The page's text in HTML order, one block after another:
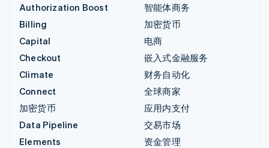
Authorization Boost
Billing
Capital
Checkout
Climate
Connect
加密货币
Data Pipeline
Elements
智能体商务
加密货币
电商
嵌入式金融服务
财务自动化
全球商家
应用内支付
交易市场
资金管理